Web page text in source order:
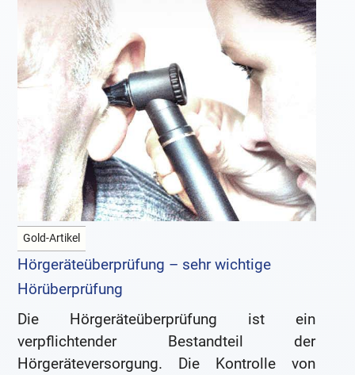
Gold-Artikel
Hörgeräteüberprüfung – sehr wichtige
Hörüberprüfung
Die Hörgeräteüberprüfung ist ein
verpflichtender Bestandteil der
Hörgeräteversorgung. Die Kontrolle von